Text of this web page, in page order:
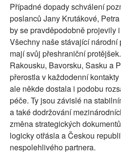
Případné dopady schválení
poslanců Jany Krutákové,
by se pravděpodobně projevily
Všechny naše stávající národní
mají svůj přeshraniční
Rakousku, Bavorsku, Sasku a
přerostla v každodenní
ale někde dostala i podobu
péče. Ty jsou závislé na
a také dodržování
změna strategických
logicky otřásla a Českou
nespolehlivého partnera.